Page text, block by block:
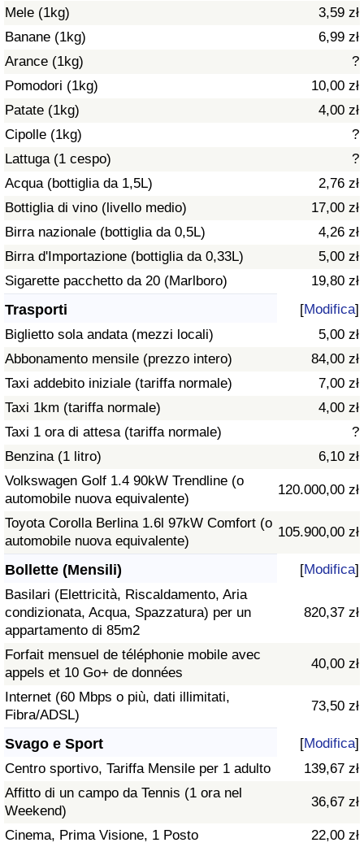
Mele (1kg)
3,59 zł
Banane (1kg)
6,99 zł
Arance (1kg)
?
Pomodori (1kg)
10,00 zł
Patate (1kg)
4,00 zł
Cipolle (1kg)
?
Lattuga (1 cespo)
?
Acqua (bottiglia da 1,5L)
2,76 zł
Bottiglia di vino (livello medio)
17,00 zł
Birra nazionale (bottiglia da 0,5L)
4,26 zł
Birra d'Importazione (bottiglia da 0,33L)
5,00 zł
Sigarette pacchetto da 20 (Marlboro)
19,80 zł
Trasporti [Modifica]
Biglietto sola andata (mezzi locali)
5,00 zł
Abbonamento mensile (prezzo intero)
84,00 zł
Taxi addebito iniziale (tariffa normale)
7,00 zł
Taxi 1km (tariffa normale)
4,00 zł
Taxi 1 ora di attesa (tariffa normale)
?
Benzina (1 litro)
6,10 zł
Volkswagen Golf 1.4 90kW Trendline (o
automobile nuova equivalente)
120.000,00 zł
Toyota Corolla Berlina 1.6l 97kW Comfort (o
automobile nuova equivalente)
105.900,00 zł
Bollette (Mensili) [Modifica]
Basilari (Elettricità, Riscaldamento, Aria
condizionata, Acqua, Spazzatura) per un
appartamento di 85m2
820,37 zł
Forfait mensuel de téléphonie mobile avec
appels et 10 Go+ de données
40,00 zł
Internet (60 Mbps o più, dati illimitati,
Fibra/ADSL)
73,50 zł
Svago e Sport [Modifica]
Centro sportivo, Tariffa Mensile per 1 adulto
139,67 zł
Affitto di un campo da Tennis (1 ora nel
Weekend)
36,67 zł
Cinema, Prima Visione, 1 Posto 22,00 zł
Inquinamento
Indice dell’Inquinamento (Corrente)
Indice di inquinamento
Indice dell’Inquinamento per Nazione
Traffico
Indice del Traffico
Indice del traffico (Corrente)
Indice del traffico per Nazione